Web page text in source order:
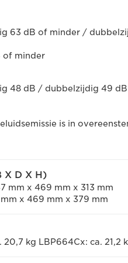
63 dB of minder /
of minder
48 dB / dubbelzijdig 49 dB
is in
X D X H)
mm x 469 mm x 313 mm
x 469 mm x 379 mm
20,7 kg LBP664Cx: ca. 21,2